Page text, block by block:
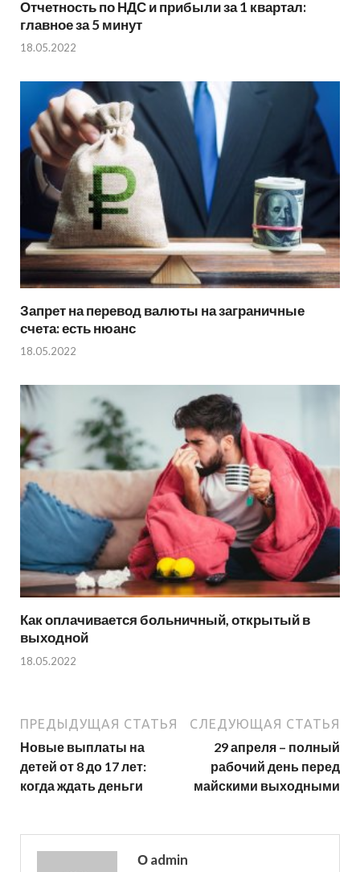
Отчетность по НДС и прибыли за 1 квартал:
главное за 5 минут
18.05.2022
Запрет на перевод валюты на заграничные
счета: есть нюанс
18.05.2022
Как оплачивается больничный, открытый в
выходной
18.05.2022
ПРЕДЫДУЩАЯ СТАТЬЯ
Новые выплаты на
детей от 8 до 17 лет:
когда ждать деньги
СЛЕДУЮЩАЯ СТАТЬЯ
29 апреля – полный
рабочий день перед
майскими выходными
О admin